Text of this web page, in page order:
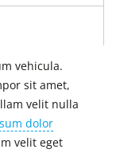
vehicula.
sit amet,
velit nulla
dolor
velit eget